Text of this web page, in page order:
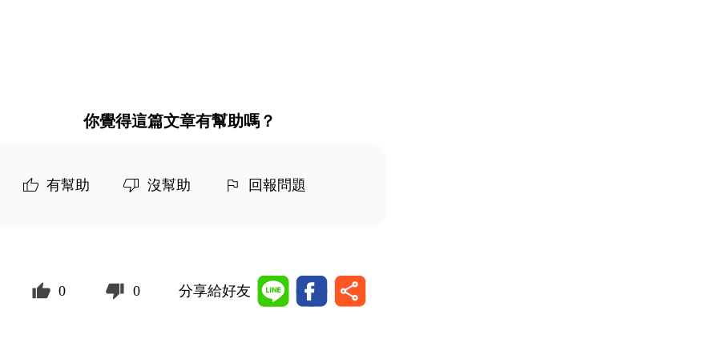
你覺得這篇文章有幫助嗎？
有幫助 沒幫助 回報問題
0 0 分享給好友